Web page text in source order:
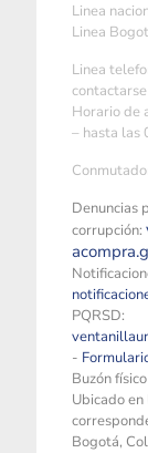
Linea
Linea
Linea
Horario de
– hasta las
Denuncias
corrupción:
PQRSD:
-
Buzón físico
Ubicado
Bogotá,